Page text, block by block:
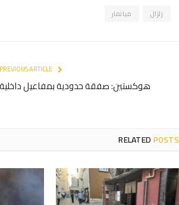
زلزال ميانمار
هوكستين: صفقة حدودية بمفاعيل داخلية
RELATEDPOSTS